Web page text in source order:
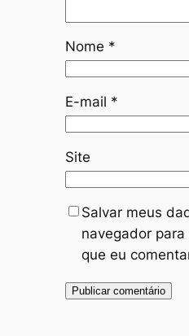
Nome *
E-mail *
Site
Salvar meus
navegador
que eu